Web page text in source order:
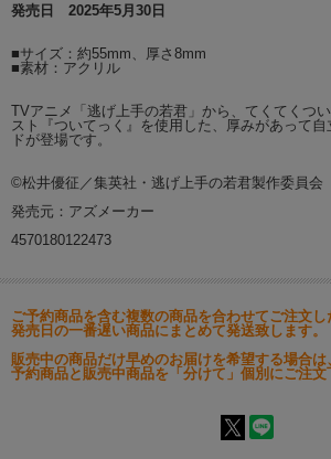
発売日 2025年5月30日
■サイズ：約55mm、厚さ8mm
■素材：アクリル
TVアニメ「逃げ上手の若君」から、てくてくつ
スト『ついてっく』を使用した、厚みがあって
ドが登場です。
©松井優征／集英社・逃げ上手の若君製作委員会
発売元：アズメーカー
4570180122473
ご予約商品を含む複数の商品を合わせてご注文し
発売日の一番遅い商品にまとめて発送致します。
販売中の商品だけ早めのお届けを希望する場合は
予約商品と販売中商品を「分けて」個別にご注文